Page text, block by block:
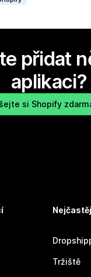
přidat
aplikaci?
si Shopify
Tržiště